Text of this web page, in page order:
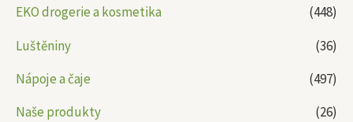
EKO drogerie a kosmetika
(448)
Luštěniny
(36)
Nápoje a čaje
(497)
Naše produkty
(26)